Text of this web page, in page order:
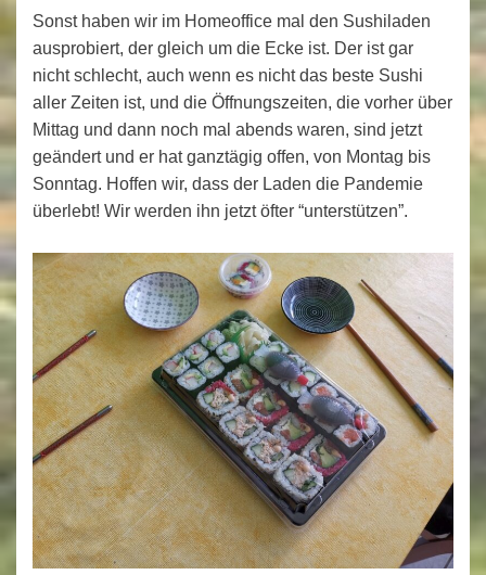
Sonst haben wir im Homeoffice mal den Sushiladen
ausprobiert, der gleich um die Ecke ist. Der ist gar
nicht schlecht, auch wenn es nicht das beste Sushi
aller Zeiten ist, und die Öffnungszeiten, die vorher über
Mittag und dann noch mal abends waren, sind jetzt
geändert und er hat ganztägig offen, von Montag bis
Sonntag. Hoffen wir, dass der Laden die Pandemie
überlebt! Wir werden ihn jetzt öfter “unterstützen”.